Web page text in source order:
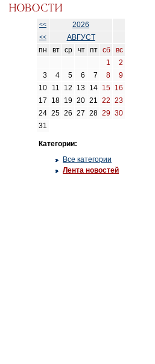
<< 2026
<<
АВГУСТ
пн
вт ср чт пт сб
вс
1
2
3
4 5 6 7 8
9
10
11 12 13 14 15 16
17
18 19 20 21 22 23
24 25 26 27 28 29 30
31
Категории:
Все категории
Лента новостей